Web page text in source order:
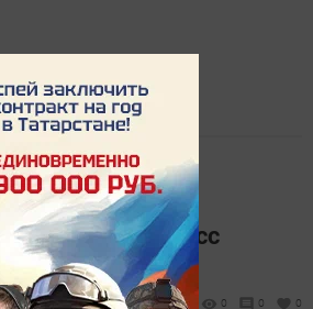
и таланта «Мисс
0 0 0